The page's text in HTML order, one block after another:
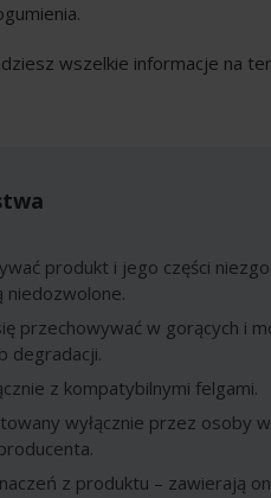
wszelkie informacje na
produkt i jego części
niedozwolone.
przechowywać w gorących i
degradacji.
z kompatybilnymi felgami.
wyłącznie przez osoby
z produktu – zawierają